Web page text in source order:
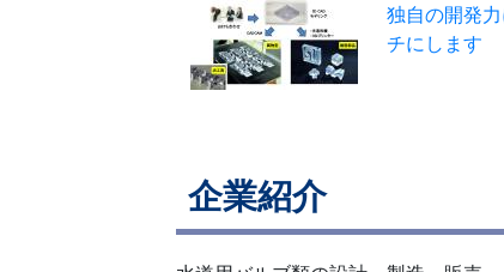
独自の開発
チにします
企業紹介